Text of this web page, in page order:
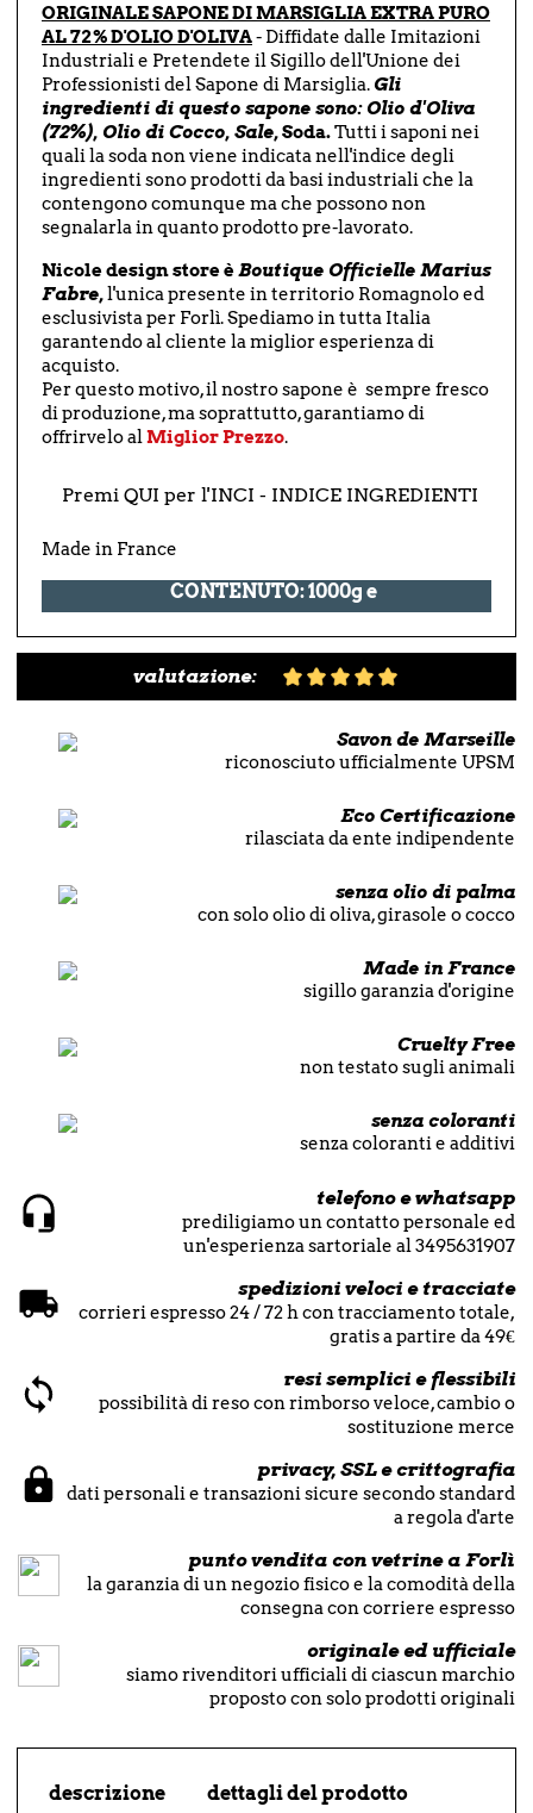
ORIGINALE SAPONE DI MARSIGLIA EXTRA PURO
AL 72% D'OLIO D'OLIVA- Diffidate dalle Imitazioni
Industriali e Pretendete il Sigillo dell'Unione dei
Professionisti del Sapone di Marsiglia. Gli
ingredienti di questo sapone sono: Olio d'Oliva
(72%), Olio di Cocco, Sale,Soda.Tutti i saponi nei
quali la soda non viene indicata nell'indice degli
ingredienti sono prodotti da basi industriali che la
contengono comunque ma che possono non
segnalarla in quanto prodotto pre-lavorato.
Nicole design store èBoutique Officielle Marius
Fabre,l'unica presente in territorio Romagnolo ed
esclusivista per Forlì. Spediamo in tutta Italia
garantendo al cliente la miglior esperienza di
acquisto.
Per questo motivo, il nostro sapone è sempre fresco
di produzione, ma soprattutto, garantiamo di
offrirvelo alMiglior Prezzo.
Premi QUI per l'INCI - INDICE INGREDIENTI
Made in France
CONTENUTO: 1000g e
valutazione:
Savon de Marseille
riconosciuto ufficialmente UPSM
Eco Certificazione
rilasciata da ente indipendente
senza olio di palma
con solo olio di oliva, girasole o cocco
Made in France
sigillo garanzia d'origine
Cruelty Free
non testato sugli animali
senza coloranti
senza coloranti e additivi
telefono e whatsapp
prediligiamo un contatto personale ed
un'esperienza sartoriale al 3495631907
spedizioni veloci e tracciate
corrieri espresso 24 / 72 h con tracciamento totale,
gratis a partire da 49€
resi semplici e flessibili
possibilità di reso con rimborso veloce, cambio o
sostituzione merce
privacy, SSL e crittografia
dati personali e transazioni sicure secondo standard
a regola d'arte
punto vendita con vetrine a Forlì
la garanzia di un negozio fisico e la comodità della
consegna con corriere espresso
originale ed ufficiale
siamo rivenditori ufficiali di ciascun marchio
proposto con solo prodotti originali
descrizione dettagli del prodotto